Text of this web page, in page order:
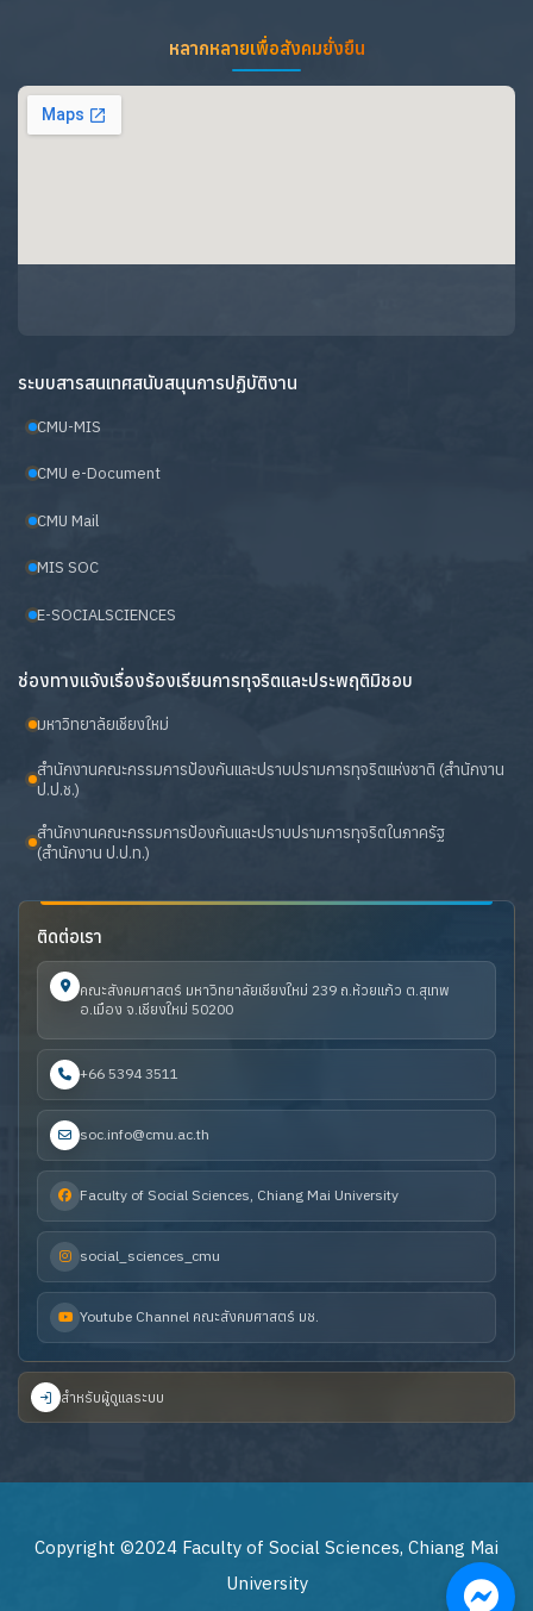
หลากหลายเพื่อสังคมยั่งยืน
ระบบสารสนเทศสนับสนุนการปฏิบัติงาน
CMU-MIS
CMU e-Document
CMU Mail
MIS SOC
E-SOCIALSCIENCES
ช่องทางแจ้งเรื่องร้องเรียนการทุจริตและประพฤติมิชอบ
มหาวิทยาลัยเชียงใหม่
สำนักงานคณะกรรมการป้องกันและปราบปรามการทุจริตแห่งชาติ (สำนักงาน
ป.ป.ช.)
สำนักงานคณะกรรมการป้องกันและปราบปรามการทุจริตในภาครัฐ
(สำนักงาน ป.ป.ท.)
ติดต่อเรา
คณะสังคมศาสตร์ มหาวิทยาลัยเชียงใหม่ 239 ถ.ห้วยแก้ว ต.สุเทพ
อ.เมือง จ.เชียงใหม่ 50200
+66 5394 3511
soc.info@cmu.ac.th
Faculty of Social Sciences, Chiang Mai University
social_sciences_cmu
Youtube Channel คณะสังคมศาสตร์ มช.
สำหรับผู้ดูแลระบบ
Copyright ©2024 Faculty of Social Sciences, Chiang Mai
University